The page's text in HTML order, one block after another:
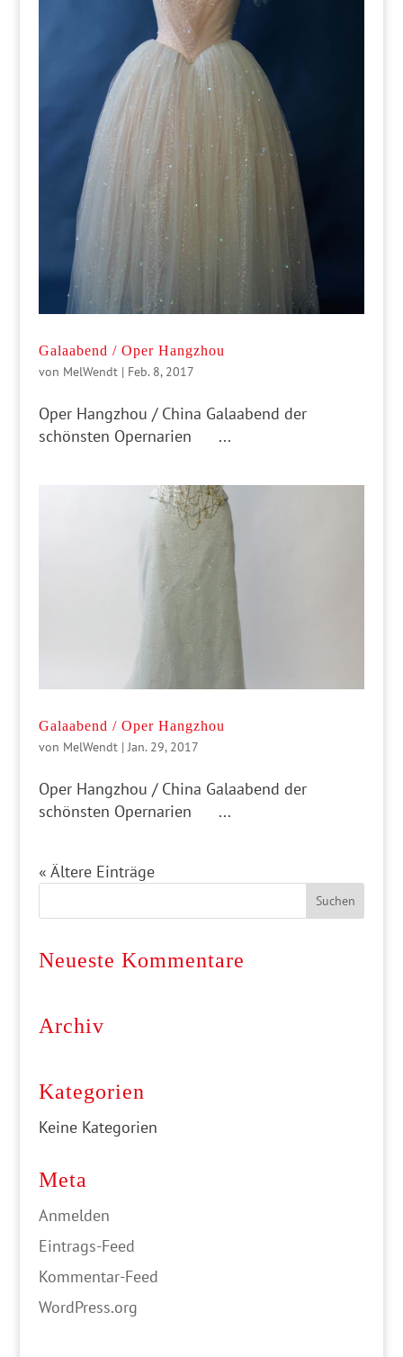
Galaabend / Oper Hangzhou
von MelWendt| Feb. 8, 2017
Oper Hangzhou / China Galaabend der
schönsten Opernarien ...
Galaabend / Oper Hangzhou
von MelWendt|Jan. 29, 2017
Oper Hangzhou / China Galaabend der
schönsten Opernarien ...
« Ältere Einträge
Neueste Kommentare
Archiv
Kategorien
Keine Kategorien
Meta
Anmelden
Eintrags-Feed
Kommentar-Feed
WordPress.org